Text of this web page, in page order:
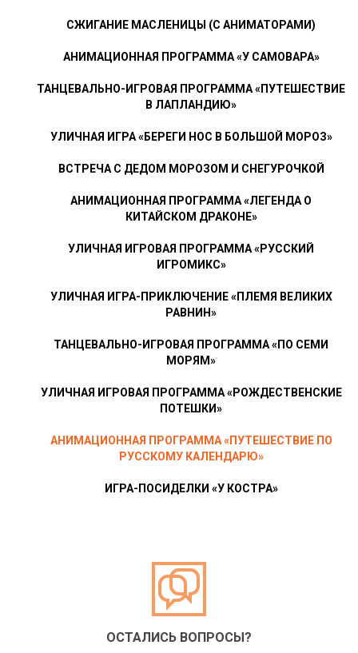
СЖИГАНИЕ МАСЛЕНИЦЫ (С АНИМАТОРАМИ)
АНИМАЦИОННАЯ ПРОГРАММА «У САМОВАРА»
ТАНЦЕВАЛЬНО-ИГРОВАЯ ПРОГРАММА «ПУТЕШЕСТВИЕ
В ЛАПЛАНДИЮ»
УЛИЧНАЯ ИГРА «БЕРЕГИ НОС В БОЛЬШОЙ МОРОЗ»
ВСТРЕЧА С ДЕДОМ МОРОЗОМ И СНЕГУРОЧКОЙ
АНИМАЦИОННАЯ ПРОГРАММА «ЛЕГЕНДА О
КИТАЙСКОМ ДРАКОНЕ»
УЛИЧНАЯ ИГРОВАЯ ПРОГРАММА «РУССКИЙ
ИГРОМИКС»
УЛИЧНАЯ ИГРА-ПРИКЛЮЧЕНИЕ «ПЛЕМЯ ВЕЛИКИХ
РАВНИН»
ТАНЦЕВАЛЬНО-ИГРОВАЯ ПРОГРАММА «ПО СЕМИ
МОРЯМ»
УЛИЧНАЯ ИГРОВАЯ ПРОГРАММА «РОЖДЕСТВЕНСКИЕ
ПОТЕШКИ»
АНИМАЦИОННАЯ ПРОГРАММА «ПУТЕШЕСТВИЕ ПО
РУССКОМУ КАЛЕНДАРЮ»
ИГРА-ПОСИДЕЛКИ «У КОСТРА»
ОСТАЛИСЬ ВОПРОСЫ?